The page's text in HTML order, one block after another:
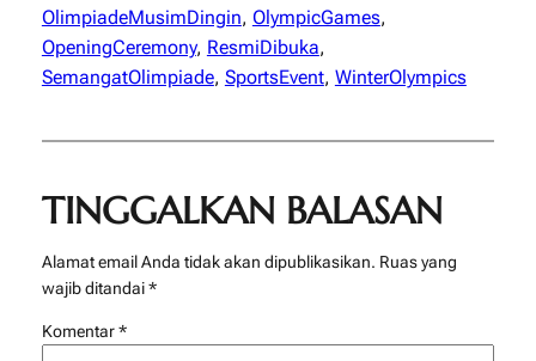
OlimpiadeMusimDingin, OlympicGames
OpeningCeremony, ResmiDibuka
SemangatOlimpiade, SportsEvent, WinterOlympics
TINGGALKAN BALASAN
Alamat email Anda tidak akan dipublikasikan. Ruas yang
wajib ditandai*
Komentar*